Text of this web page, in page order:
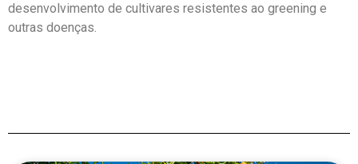
desenvolvimento de cultivares resistentes ao greening e
outras doenças.